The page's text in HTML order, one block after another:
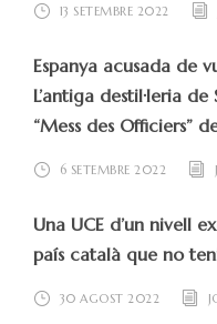
13 SETEMBRE 2022
Espanya acusada de
L’antiga destil·leria
“Mess des Officiers”
6 SETEMBRE 2022
Una UCE d’un nivell
país català que no
30 AGOST 2022